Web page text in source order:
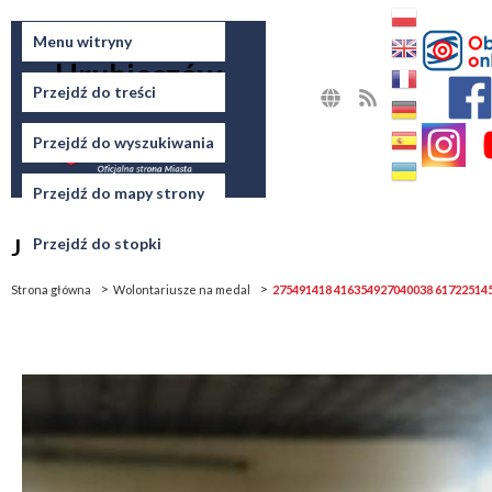
Menu witryny
Przejdź do treści
Przejdź do wyszukiwania
Przejdź do mapy strony
Przejdź do stopki
Miasto
Hrubieszów
Jesteś tutaj
Strona główna Wolontariusze na medal 275491418 416354927040038